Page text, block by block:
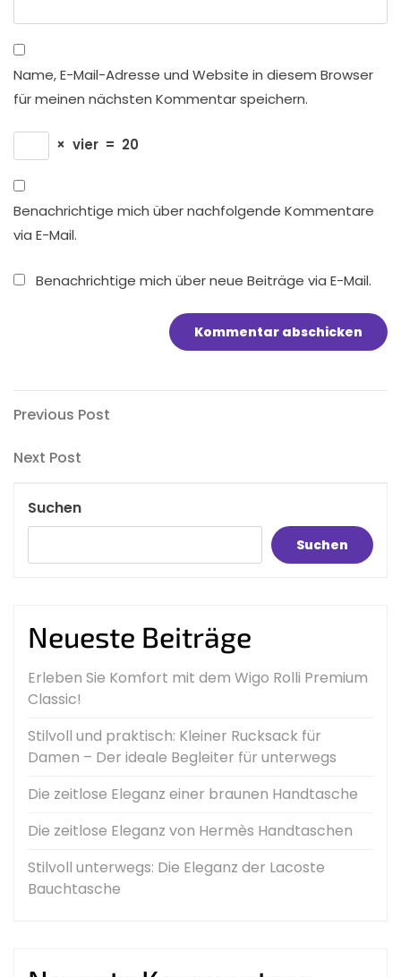
Name, E-Mail-Adresse und Website in diesem Browser
für meinen nächsten Kommentar speichern.
× vier = 20
Benachrichtige mich über nachfolgende Kommentare
via E-Mail.
Benachrichtige mich über neue Beiträge via E-Mail.
Beitragsnavigation
Previous
Previous Post
Next
Next Post
Suchen
Suchen
Neueste Beiträge
Erleben Sie Komfort mit dem Wigo Rolli Premium
Classic!
Stilvoll und praktisch: Kleiner Rucksack für
Damen – Der ideale Begleiter für unterwegs
Die zeitlose Eleganz einer braunen Handtasche
Die zeitlose Eleganz von Hermès Handtaschen
Stilvoll unterwegs: Die Eleganz der Lacoste
Bauchtasche